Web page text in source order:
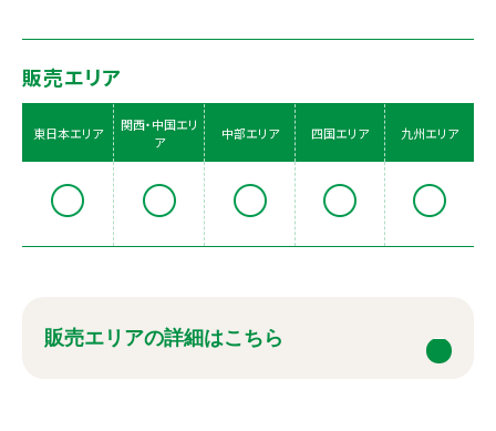
販売エリア
東日本エリア
関西・中国エリ
ア
中部エリア 四国エリア 九州エリア
販売エリアの詳細はこちら